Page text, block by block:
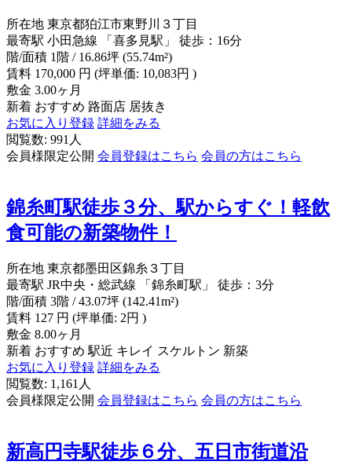
所在地 東京都狛江市東野川３丁目
最寄駅 小田急線 「喜多見駅」 徒歩：16分
階/面積 1階 / 16.86坪 (55.74m²)
賃料 170,000 円 (坪単価: 10,083円 )
敷金 3.00ヶ月
新着 おすすめ 路面店 居抜き
お気に入り登録 詳細をみる
閲覧数: 991人
会員様限定公開 会員登録はこちら 会員の方はこちら
錦糸町駅徒歩３分、駅からすぐ！軽飲
食可能の新築物件！
所在地 東京都墨田区錦糸３丁目
最寄駅 JR中央・総武線 「錦糸町駅」 徒歩：3分
階/面積 3階 / 43.07坪 (142.41m²)
賃料 127 円 (坪単価: 2円 )
敷金 8.00ヶ月
新着 おすすめ 駅近 キレイ スケルトン 新築
お気に入り登録 詳細をみる
閲覧数: 1,161人
会員様限定公開 会員登録はこちら 会員の方はこちら
新高円寺駅徒歩６分、五日市街道沿